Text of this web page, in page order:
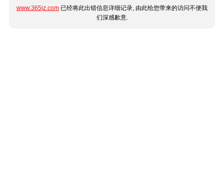
www.365jz.com 已经将此出错信息详细记录, 由此给您带来的访问不便我
们深感歉意.